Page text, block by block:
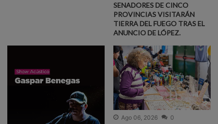
SENADORES DE CINCO
PROVINCIAS VISITARÁN
TIERRA DEL FUEGO TRAS EL
ANUNCIO DE LÓPEZ.
Ago 06, 2026 0